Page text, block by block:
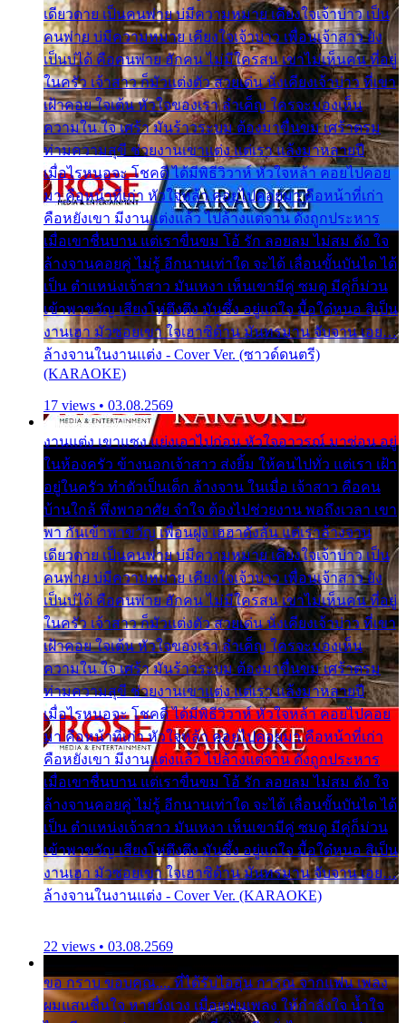
เดียวดาย เป็นคนพ่าย บ่มีความหมาย เคียงใจเจ้าบ่าว เป็น
คนพ่าย บ่มีความหมาย เคียงใจเจ้าบ่าว เพื่อนเจ้าสาว ยัง
เป็นบ่ได้ คือคนพ่าย ฮักคน ไม่มีใครสน เขาไม่เห็นคน ที่อยู่
ในครัว เจ้าสาว ก็มัวแต่งตัว สวยเด่น นั่งเคียงเจ้าบ่าว ที่เขา
เฝ้าคอย ใจเต้น หัวใจของเรา ลำเค็ญ ใครจะมองเห็น
ความใน ใจ เศร้า มันร้าวระบม ต้องมาขื่นขม เศร้าตรม
ท่ามความสุขี ช่วยงานเขาแต่ง แต่เรา แล้งมาหลายปี
เมื่อไรหนอจะ โชคดี ได้มีพิธีวิวาห์ หัวใจหล้า คอยไปคอย
มา คือหน้าที่เก่า หัวใจหล้า คอยไปคอยมา คือหน้าที่เก่า
คือหยังเขา มีงานแต่งแล้ว ไปล้างแต่จาน ดั่งถูกประหาร
เมื่อเขาชื่นบาน แต่เราขื่นขม โอ้ รัก ลอยลม ไม่สม ดัง ใจ
ล้างจานคอยคู่ ไม่รู้ อีกนานเท่าใด จะได้ เลื่อนขั้นบันได ได้
เป็น ตำแหน่งเจ้าสาว มันเหงา เห็นเขามีคู่ ซมดู มีคู่ก็ม่วน
เข้าพาขวัญ เสียงโห่ตึงตึง มันซึ้ง อยู่แก่ใจ มื้อใด๋หนอ สิเป็น
งานเฮา มัวซอยเขา ใจเฮาซิด้าน มันทรมาน จับจาน เอย…
ล้างจานในงานแต่ง - Cover Ver. (ซาวด์ดนตรี)
(KARAOKE)
17 views • 03.08.2569
งานแต่ง เขาแซง แย่งเอาไปก่อน หัวใจอาวรณ์ มาซ่อน อยู่
ในห้องครัว ข้างนอกเจ้าสาว ส่งยิ้ม ให้คนไปทั่ว แต่เรา เฝ้า
อยู่ในครัว ทำตัวเป็นเด็ก ล้างจาน ในเมื่อ เจ้าสาว คือคน
บ้านใกล้ พึ่งพาอาศัย จำใจ ต้องไปช่วยงาน พอถึงเวลา เขา
พา กันเข้าพาขวัญ เพื่อนฝูง เฮฮาดังลั่น แต่เราล้างจาน
เดียวดาย เป็นคนพ่าย บ่มีความหมาย เคียงใจเจ้าบ่าว เป็น
คนพ่าย บ่มีความหมาย เคียงใจเจ้าบ่าว เพื่อนเจ้าสาว ยัง
เป็นบ่ได้ คือคนพ่าย ฮักคน ไม่มีใครสน เขาไม่เห็นคน ที่อยู่
ในครัว เจ้าสาว ก็มัวแต่งตัว สวยเด่น นั่งเคียงเจ้าบ่าว ที่เขา
เฝ้าคอย ใจเต้น หัวใจของเรา ลำเค็ญ ใครจะมองเห็น
ความใน ใจ เศร้า มันร้าวระบม ต้องมาขื่นขม เศร้าตรม
ท่ามความสุขี ช่วยงานเขาแต่ง แต่เรา แล้งมาหลายปี
เมื่อไรหนอจะ โชคดี ได้มีพิธีวิวาห์ หัวใจหล้า คอยไปคอย
มา คือหน้าที่เก่า หัวใจหล้า คอยไปคอยมา คือหน้าที่เก่า
คือหยังเขา มีงานแต่งแล้ว ไปล้างแต่จาน ดั่งถูกประหาร
เมื่อเขาชื่นบาน แต่เราขื่นขม โอ้ รัก ลอยลม ไม่สม ดัง ใจ
ล้างจานคอยคู่ ไม่รู้ อีกนานเท่าใด จะได้ เลื่อนขั้นบันได ได้
เป็น ตำแหน่งเจ้าสาว มันเหงา เห็นเขามีคู่ ซมดู มีคู่ก็ม่วน
เข้าพาขวัญ เสียงโห่ตึงตึง มันซึ้ง อยู่แก่ใจ มื้อใด๋หนอ สิเป็น
งานเฮา มัวซอยเขา ใจเฮาซิด้าน มันทรมาน จับจาน เอย…
ล้างจานในงานแต่ง - Cover Ver. (KARAOKE)
22 views • 03.08.2569
ขอ กราบ ขอบคุณ.... ที่ได้รับไออุ่น การุณ จากแฟน เพลง
ผมแสนชื่นใจ หายวังเวง เมื่อแฟนเพลง ให้กำลังใจ น้ำใจ